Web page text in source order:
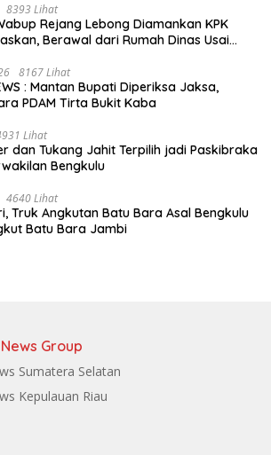
8393 Lihat
Rejang Lebong Diamankan KPK
Berawal dari Rumah Dinas Usai
8167 Lihat
: Mantan Bupati Diperiksa Jaksa,
PDAM Tirta Bukit Kaba
Lihat
dan Tukang Jahit Terpilih jadi Paskibraka
Bengkulu
4640 Lihat
Truk Angkutan Batu Bara Asal Bengkulu
Batu Bara Jambi
Group
Sumatera Selatan
Kepulauan Riau